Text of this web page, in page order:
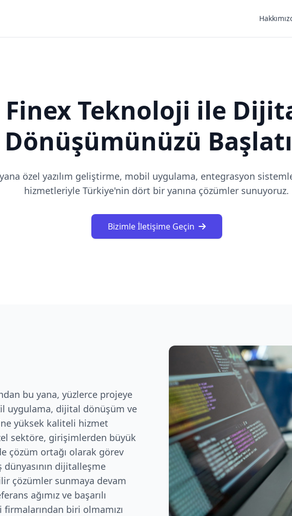
Finex Teknoloji ile
Dönüşümünüzü
özel yazılım geliştirme, mobil uygulama, entegrasyon
hizmetleriyle Türkiye'nin dört bir yanına çözümler sunuyoruz.
Bizimle İletişime Geçin
bu yana, yüzlerce projeye
uygulama, dijital dönüşüm ve
yüksek kaliteli hizmet
sektöre, girişimlerden büyük
çözüm ortağı olarak görev
dijitalleşme
çözümler sunmaya devam
ağımız ve başarılı
biri olmamızı